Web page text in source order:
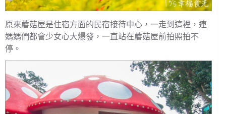
原來蘑菇屋是住宿方面的民宿接待中心，一走到這裡，連
媽媽們都會少女心大爆發，一直站在蘑菇屋前拍照拍不
停。